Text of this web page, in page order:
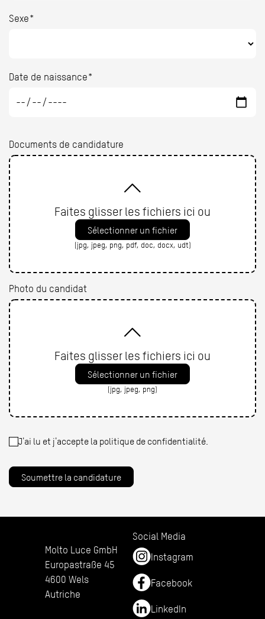
Sexe*
Date de naissance*
Documents de candidature
Faites glisser les fichiers ici ou
Sélectionner un fichier
(jpg, jpeg, png, pdf, doc, docx, udt)
Photo du candidat
Faites glisser les fichiers ici ou
Sélectionner un fichier
(jpg, jpeg, png)
J'ai lu et j'accepte la politique de confidentialité.
Soumettre la candidature
Molto Luce GmbH
Europastraße 45
4600 Wels
Autriche
Social Media
Instagram
Facebook
LinkedIn